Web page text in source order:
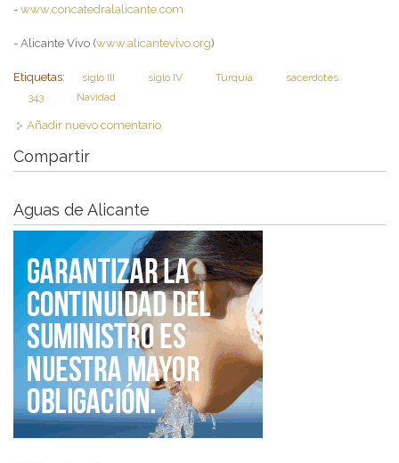
- www.concatedralalicante.com
- Alicante Vivo (www.alicantevivo.org)
Etiquetas: siglo III siglo IV Turquía
sacerdotes
343
Navidad
Añadir nuevo comentario
Compartir
Aguas de Alicante